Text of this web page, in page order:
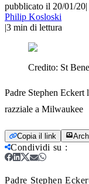
pubblicato il 20/01/20|
Philip Kosloski
|3 min di lettura
Credito: St
Padre Stephen Eckert
razziale a Milwaukee
Copia il link
Condividi su :
Padre Stephen